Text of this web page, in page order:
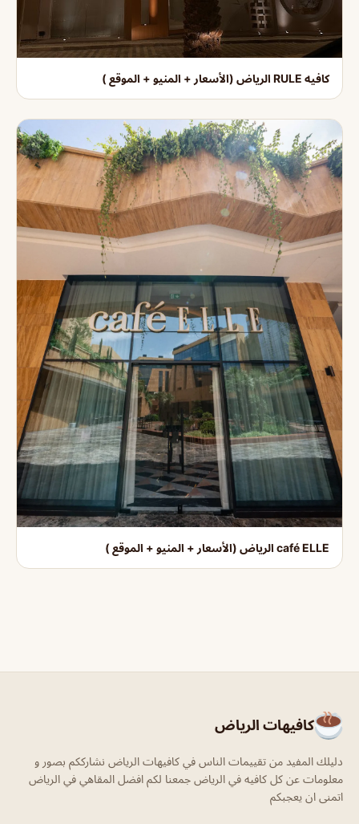
كافيه RULE الرياض (الأسعار + المنيو + الموقع )
café ELLE الرياض (الأسعار + المنيو + الموقع )
كافيهات الرياض
دليلك المفيد من تقييمات الناس في كافيهات الرياض نشارككم بصور و
معلومات عن كل كافيه في الرياض جمعنا لكم افضل المقاهي في الرياض
اتمنى ان يعجبكم